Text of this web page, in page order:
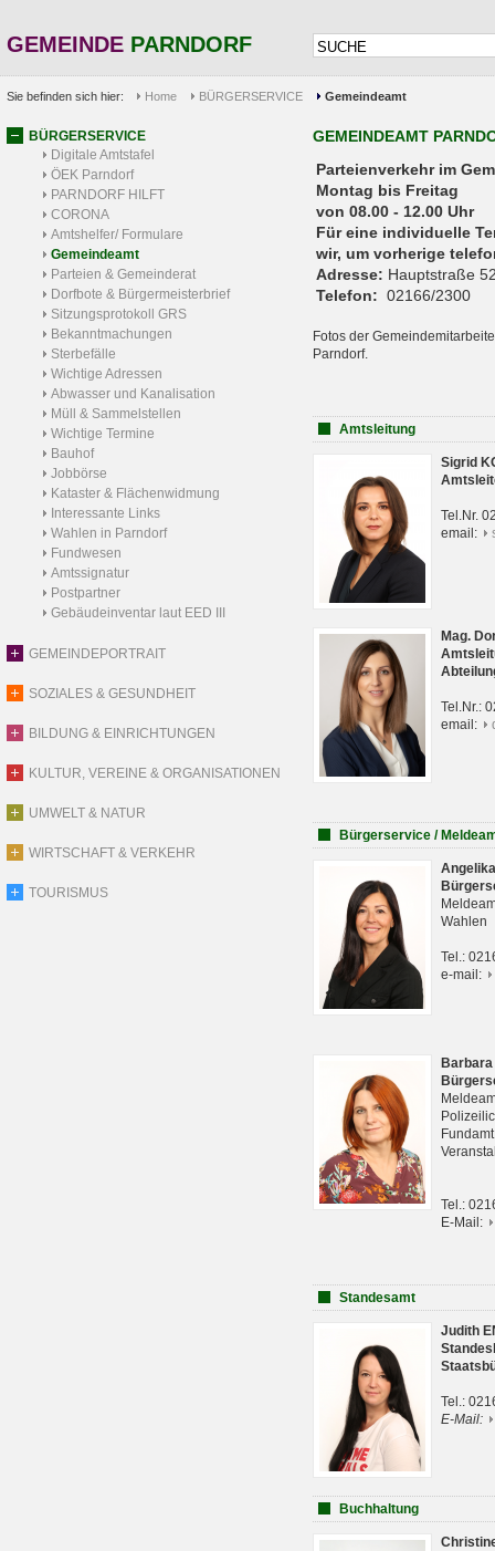
GEMEINDE PARNDORF
Sie befinden sich hier: Home BÜRGERSERVICE Gemeindeamt
BÜRGERSERVICE
Digitale Amtstafel
ÖEK Parndorf
PARNDORF HILFT
CORONA
Amtshelfer/ Formulare
Gemeindeamt
Parteien & Gemeinderat
Dorfbote & Bürgermeisterbrief
Sitzungsprotokoll GRS
Bekanntmachungen
Sterbefälle
Wichtige Adressen
Abwasser und Kanalisation
Müll & Sammelstellen
Wichtige Termine
Bauhof
Jobbörse
Kataster & Flächenwidmung
Interessante Links
Wahlen in Parndorf
Fundwesen
Amtssignatur
Postpartner
Gebäudeinventar laut EED III
GEMEINDEPORTRAIT
SOZIALES & GESUNDHEIT
BILDUNG & EINRICHTUNGEN
KULTUR, VEREINE & ORGANISATIONEN
UMWELT & NATUR
WIRTSCHAFT & VERKEHR
TOURISMUS
GEMEINDEAMT
Parteienverkehr
Montag bis Freitag
von 08.00 - 12.00 Uhr
Für eine individuelle
wir, um vorherige
Adresse: Hauptstraße
Telefon: 02166/2300
Fotos der
Parndorf.
Amtsleitung
Sigrid
Tel.Nr.
email:
Mag.
Tel.Nr.:
email:
Bürgerservice /
Wahlen
Tel.:
e-mail:
Tel.:
E-Mail:
Standesamt
Judith
Tel.:
E-Mail:
Buchhaltung